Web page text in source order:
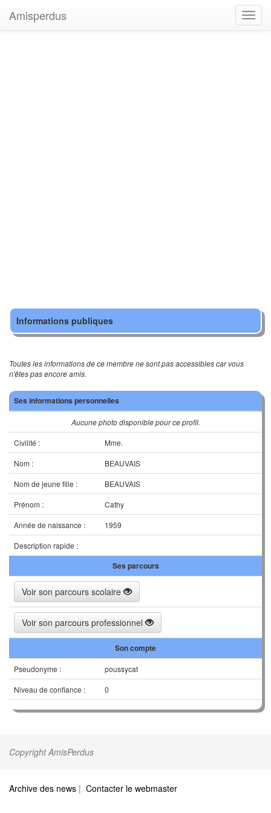
Amisperdus
Informations publiques
Toutes les informations de ce membre ne sont pas accessibles car vous
n'êtes pas encore amis.
Ses informations personnelles
Aucune photo disponible pour ce profil.
Civilité :
Mme.
Nom :
BEAUVAIS
Nom de jeune fille :
BEAUVAIS
Prénom :
Cathy
Année de naissance :
1959
Description rapide :
Ses parcours
Voir son parcours scolaire
Voir son parcours professionnel
Son compte
Pseudonyme :
poussycat
Niveau de confiance :
0
Copyright AmisPerdus
Archive des news | Contacter le webmaster